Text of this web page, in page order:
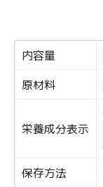
内容量
原材料
栄養成分表示
保存方法